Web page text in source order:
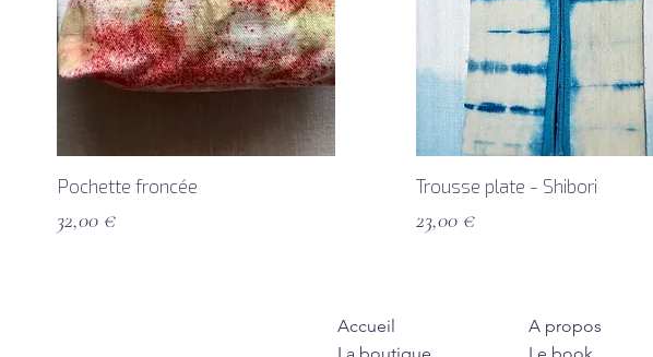
Pochette froncée
Prix
32,00 €
Trousse plate - Shibori
Prix
23,00 €
Accueil
A propos